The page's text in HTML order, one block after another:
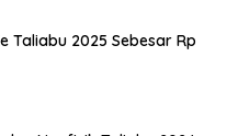
Taliabu 2025 Sebesar Rp